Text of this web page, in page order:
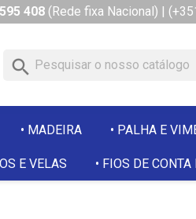
408 (Rede fixa Nacional) |
search
MADEIRA PALHA E
E VELAS FIOS DE